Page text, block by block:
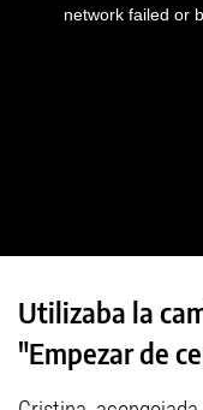
Utilizaba la
"Empezar de